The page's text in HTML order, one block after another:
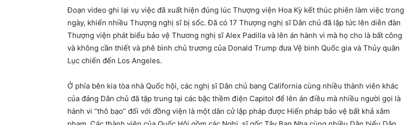
Đoạn video ghi lại vụ việc đã xuất hiện đúng lúc Thượng viện Hoa Kỳ kết thúc phiên làm việc trong
ngày, khiến nhiều Thượng nghị sĩ bị sốc. Đã có 17 Thượng nghị sĩ Dân chủ đã lập tức lên diễn đàn
Thượng viện phát biểu bảo vệ Thương nghị sĩ Alex Padilla và lên án hành vi mà họ cho là bất công
và không cần thiết và phê bình chủ trương của Donald Trump đưa Vệ binh Quốc gia và Thủy quân
Lục chiến đến Los Angeles.
Ở phía bên kia tòa nhà Quốc hội, các nghị sĩ Dân chủ bang California cùng nhiều thành viên khác
của đảng Dân chủ đã tập trung tại các bậc thềm điện Capitol để lên án điều mà nhiều người gọi là
hành vi “thô bạo” đối với đồng viện là một dân cử lập pháp được Hiến pháp bảo vệ bất khả xâm